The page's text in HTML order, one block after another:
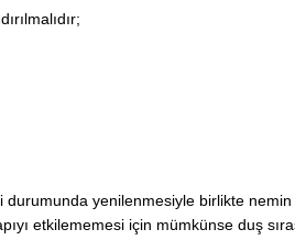
durumunda yenilenmesiyle birlikte
etkilememesi için mümkünse duş